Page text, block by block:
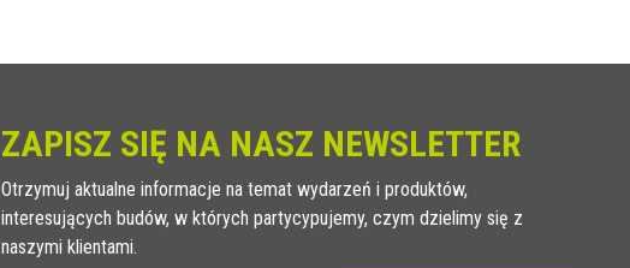
ZAPISZ SIĘ NA NASZ NEWSLETTER
Otrzymuj aktualne informacje na temat wydarzeń i produktów,
interesujących budów, w których partycypujemy, czym dzielimy się z
naszymi klientami.